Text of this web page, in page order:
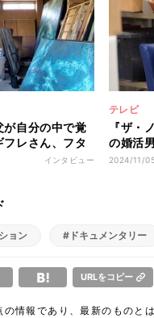
が自分の中で覚
レさん、フタ
の存在が「か
インタビュー
テレビ
『ザ・
の婚活
マアド
2024/11/
ョン #ドキュメンタリー
URLをコピー
情報であり、最新のものと